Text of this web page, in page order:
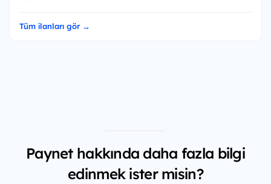
Tüm ilanları gör →
Paynet hakkında daha fazla bilgi
edinmek ister misin?